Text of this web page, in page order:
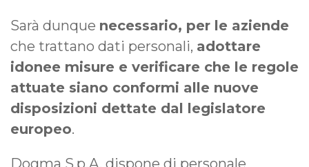
Sarà dunque necessario, per le aziende
che trattano dati personali, adottare
idonee misure e verificare che le regole
attuate siano conformi alle nuove
disposizioni dettate dal legislatore
europeo.
Dogma S.p.A. dispone di personale